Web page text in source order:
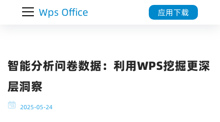
Wps Office 应用下载
智能分析问卷数据：利用WPS挖掘更深
层洞察
2025-05-24